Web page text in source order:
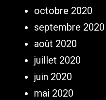
octobre 2020
septembre 2020
août 2020
juillet 2020
juin 2020
mai 2020